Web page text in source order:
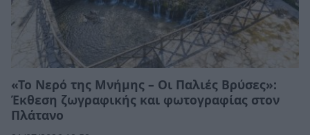
«Το Νερό της Μνήμης – Οι Παλιές Βρύσες»:
Έκθεση ζωγραφικής και φωτογραφίας στον
Πλάτανο